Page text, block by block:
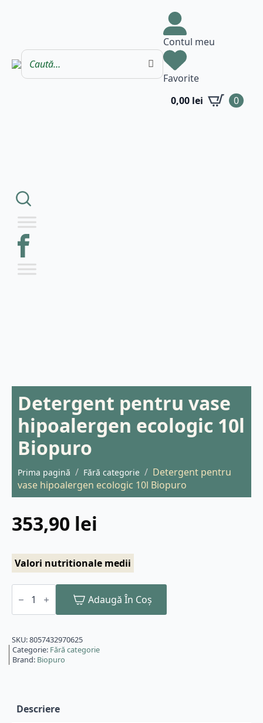
Contul meu
Favorite
0,00 lei 0
Detergent pentru vase
hipoalergen ecologic 10l
Biopuro
Prima pagină Fără categorie
Detergent pentru
vase hipoalergen ecologic 10l Biopuro
353,90 lei
Valori nutritionale medii
Cantitate
Detergent
pentru
vase
ecologic
10l
Biopuro
Adaugă În Coș
SKU:8057432970625
Categorie: Fără categorie
Brand: Biopuro
Descriere